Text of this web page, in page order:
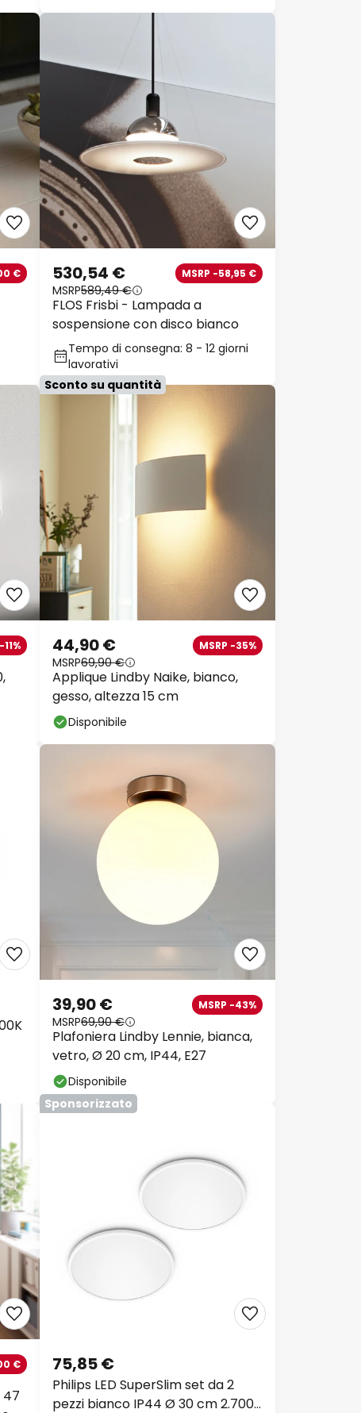
€
FLOS Frisbi - Lampada a
sospensione con disco bianco
530,54 € MSRP -58,95 €
MSRP589,49 €
Tempo di consegna: 8 - 12 giorni
lavorativi
Sconto su quantità
Applique Lindby Naike, bianco,
gesso, altezza 15 cm
44,90 € MSRP -35%
MSRP69,90 €
Disponibile
Plafoniera Lindby Lennie, bianca,
vetro, Ø 20 cm, IP44, E27
39,90 € MSRP -43%
MSRP69,90 €
Disponibile
47
€
Sponsorizzato
Philips LED SuperSlim set da 2
pezzi bianco IP44 Ø 30 cm 2.700
75,85 €